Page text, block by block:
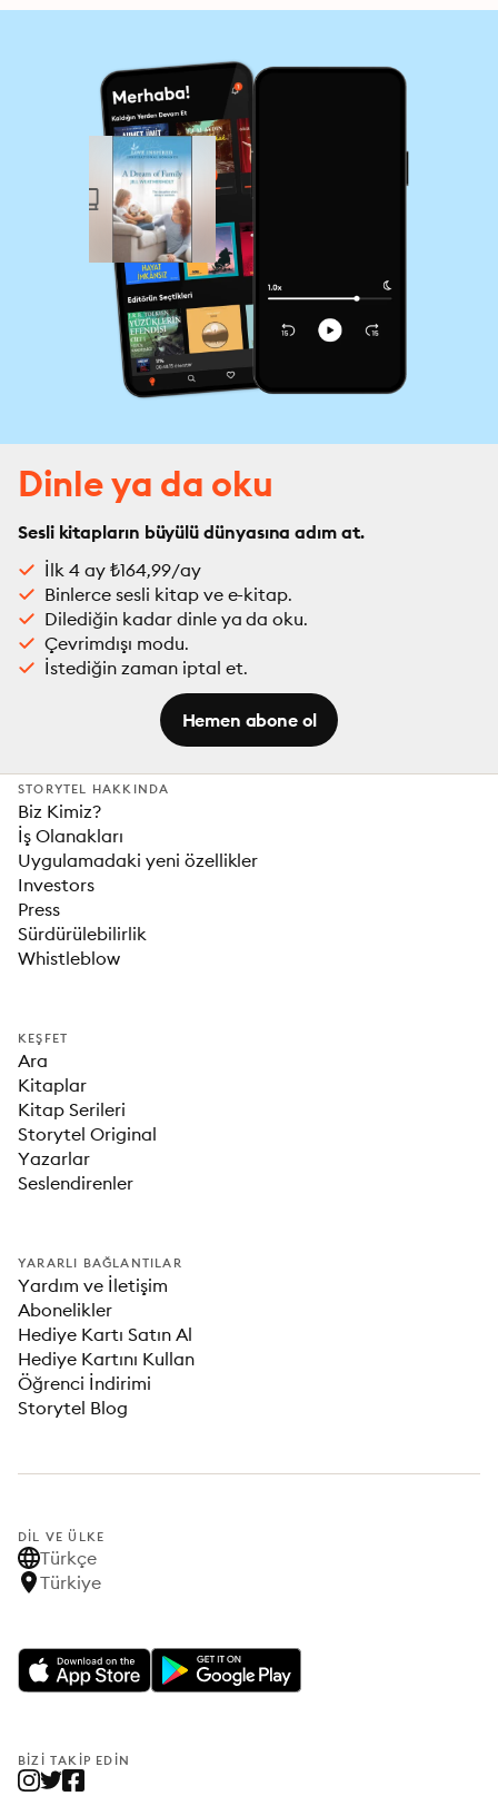
Dinle ya da oku
Sesli kitapların büyülü dünyasına adım at.
İlk 4 ay ₺164,99/ay
Binlerce sesli kitap ve e-kitap.
Dilediğin kadar dinle ya da oku.
Çevrimdışı modu.
İstediğin zaman iptal et.
Hemen abone ol
STORYTEL HAKKINDA
Biz Kimiz?
İş Olanakları
Uygulamadaki yeni özellikler
Investors
Press
Sürdürülebilirlik
Whistleblow
KEŞFET
Ara
Kitaplar
Kitap Serileri
Storytel Original
Yazarlar
Seslendirenler
YARARLI BAĞLANTILAR
Yardım ve İletişim
Abonelikler
Hediye Kartı Satın Al
Hediye Kartını Kullan
Öğrenci İndirimi
Storytel Blog
DIL VE ÜLKE
Türkçe
Türkiye
BIZI TAKIP EDIN